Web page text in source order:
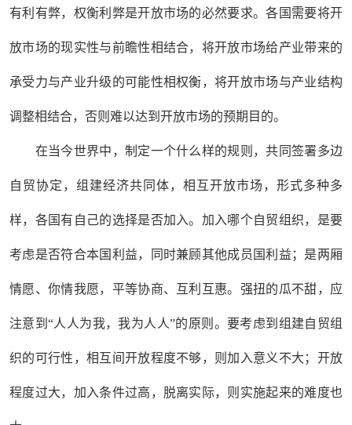
有利有弊，权衡利弊是开放市场的必然要求。各国需要将开
放市场的现实性与前瞻性相结合，将开放市场给产业带来的
承受力与产业升级的可能性相权衡，将开放市场与产业结构
调整相结合，否则难以达到开放市场的预期目的。
在当今世界中，制定一个什么样的规则，共同签署多边
自贸协定，组建经济共同体，相互开放市场，形式多种多
样，各国有自己的选择是否加入。加入哪个自贸组织，是要
考虑是否符合本国利益，同时兼顾其他成员国利益；是两厢
情愿、你情我愿，平等协商、互利互惠。强扭的瓜不甜，应
注意到“人人为我，我为人人”的原则。要考虑到组建自贸组
织的可行性，相互间开放程度不够，则加入意义不大；开放
程度过大，加入条件过高，脱离实际，则实施起来的难度也